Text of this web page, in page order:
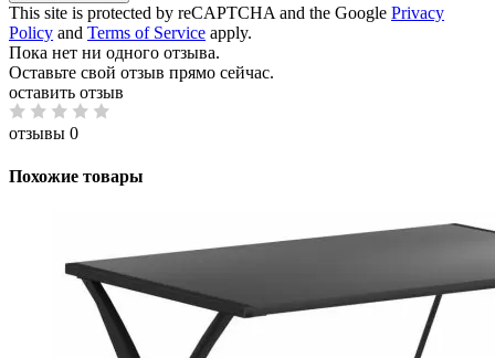
This site is protected by reCAPTCHA and the Google Privacy
Policy and Terms of Service apply.
Пока нет ни одного отзыва.
Оставьте свой отзыв прямо сейчас.
оставить отзыв
отзывы 0
Похожие товары